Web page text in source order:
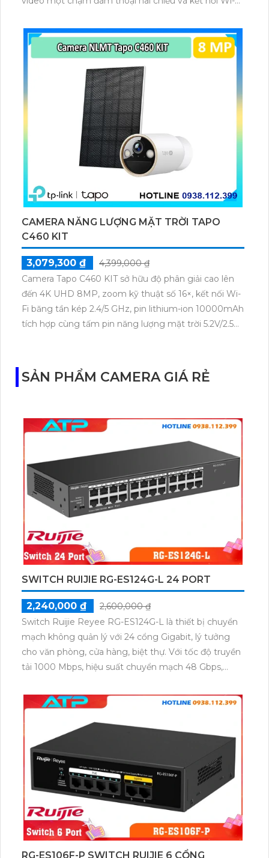
microSD tối đa 256GB hoặc lưu đám mây dễ lắp đặt
cho gia đình và văn phòng nhỏ.
CAMERA NĂNG LƯỢNG MẶT TRỜI TAPO
C460 KIT
3,079,300 ₫
4,399,000 ₫
Camera Tapo C460 KIT sở hữu độ phân giải cao lên
đến 4K UHD 8MP, zoom kỹ thuật số 16×, kết nối Wi-
Fi băng tần kép 2.4/5 GHz, pin lithium-ion 10000mAh
tích hợp cùng tấm pin năng lượng mặt trời 5.2V/2.5W.
SẢN PHẨM CAMERA GIÁ RẺ
SWITCH RUIJIE RG-ES124G-L 24 PORT
2,240,000 ₫
2,600,000 ₫
Switch Ruijie Reyee RG-ES124G-L là thiết bị chuyển
mạch không quản lý với 24 cổng Gigabit, lý tưởng
cho văn phòng, cửa hàng, biệt thự. Với tốc độ truyền
tải 1000 Mbps, hiệu suất chuyển mạch 48 Gbps,
đến giải pháp mạng bền vững và ổn định.
RG-ES106F-P SWITCH RUIJIE 6 CỔNG